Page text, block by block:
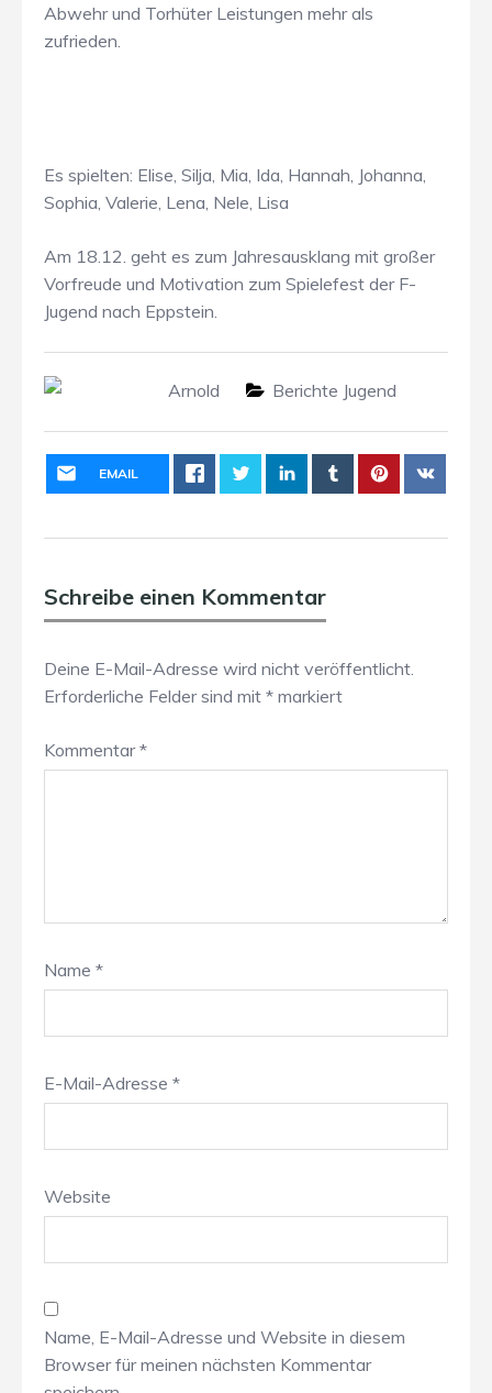
Abwehr und Torhüter Leistungen mehr als
zufrieden.
Es spielten: Elise, Silja, Mia, Ida, Hannah, Johanna,
Sophia, Valerie, Lena, Nele, Lisa
Am 18.12. geht es zum Jahresausklang mit großer
Vorfreude und Motivation zum Spielefest der F-
Jugend nach Eppstein.
Arnold Berichte Jugend
EMAIL
Schreibe einen Kommentar
Deine E-Mail-Adresse wird nicht veröffentlicht.
Erforderliche Felder sind mit * markiert
Kommentar*
Name *
E-Mail-Adresse *
Website
Name, E-Mail-Adresse und Website in diesem
Browser für meinen nächsten Kommentar